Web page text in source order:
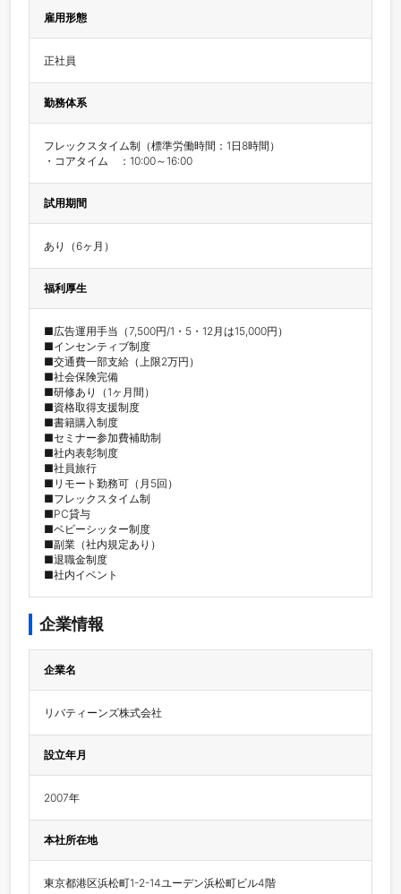
雇用形態
正社員
勤務体系
フレックスタイム制（標準労働時間：1日8時間）
試用期間
あり（6ヶ月）
福利厚生
■広告運用手当（7,500円/1・5・12月は15,000円）
■インセンティブ制度
■交通費一部支給（上限2万円）
■社会保険完備
■研修あり（1ヶ月間）
■資格取得支援制度
■書籍購入制度
■セミナー参加費補助制
■社内表彰制度
■社員旅行
■リモート勤務可（月5回）
■フレックスタイム制
■PC貸与
■ベビーシッター制度
■副業（社内規定あり）
■退職金制度
■社内イベント
企業情報
企業名
リバティーンズ株式会社
設立年月
2007年
本社所在地
東京都港区浜松町1-2-14ユーデン浜松町ビル4階